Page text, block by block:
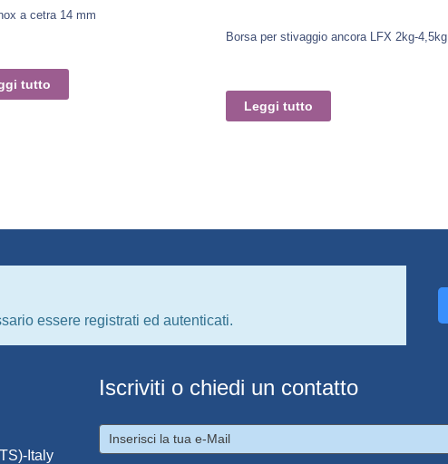
a cetra 14 mm
tutto
Borsa per stivaggio ancora LFX 2kg-4,5kg
Leggi tutto
essere registrati ed autenticati.
Italy
Iscriviti o chiedi un contatto